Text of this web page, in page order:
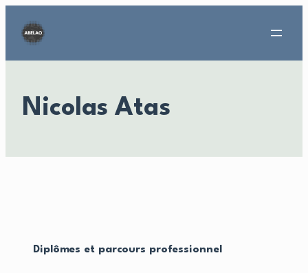
contenu
Nicolas Atas
Diplômes et parcours professionnel